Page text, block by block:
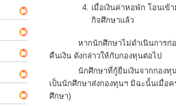
เมื่อเงินค่าหอพัก โอนเ
กิจศึกษาแล้ว
หากนักศึกษาไม่ดำเนินการก่อนไ
คืนเงิน ดังกล่าวให้กับกองทุนต่อไป
นักศึกษาที่กู้ยืมเงินจากกองทุนฯ ค
เป็นนักศึกษาส่งกองทุนฯ มิฉะนั้นเมื่อ
ศึกษา)